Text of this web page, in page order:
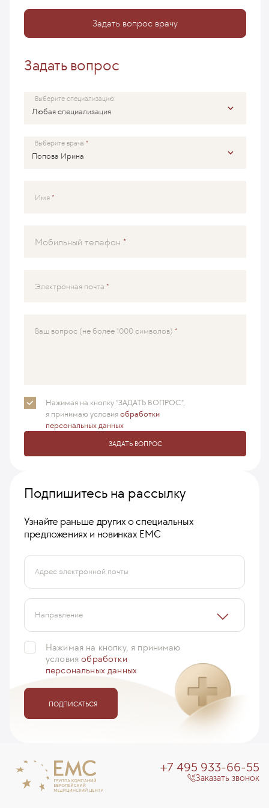
Задать вопрос врачу
Задать вопрос
Выберите специализацию
Выберите врача
Имя
Мобильный телефон
Электронная почта
Ваш вопрос (не более 1000 символов)
Нажимая на кнопку "ЗАДАТЬ ВОПРОС",
я принимаюусловияобработки
персональных данных
ЗАДАТЬ ВОПРОС
Подпишитесь на рассылку
Узнайте раньше других о специальных
предложениях и новинках ЕМС
Адрес электронной почты
Направление
Нажимая на кнопку, я принимаю
условияобработки
персональных данных
ПОДПИСАТЬСЯ
+7 495 933-66-55
Заказать звонок